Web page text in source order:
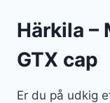
Härkila –
GTX cap
Er du på udkig